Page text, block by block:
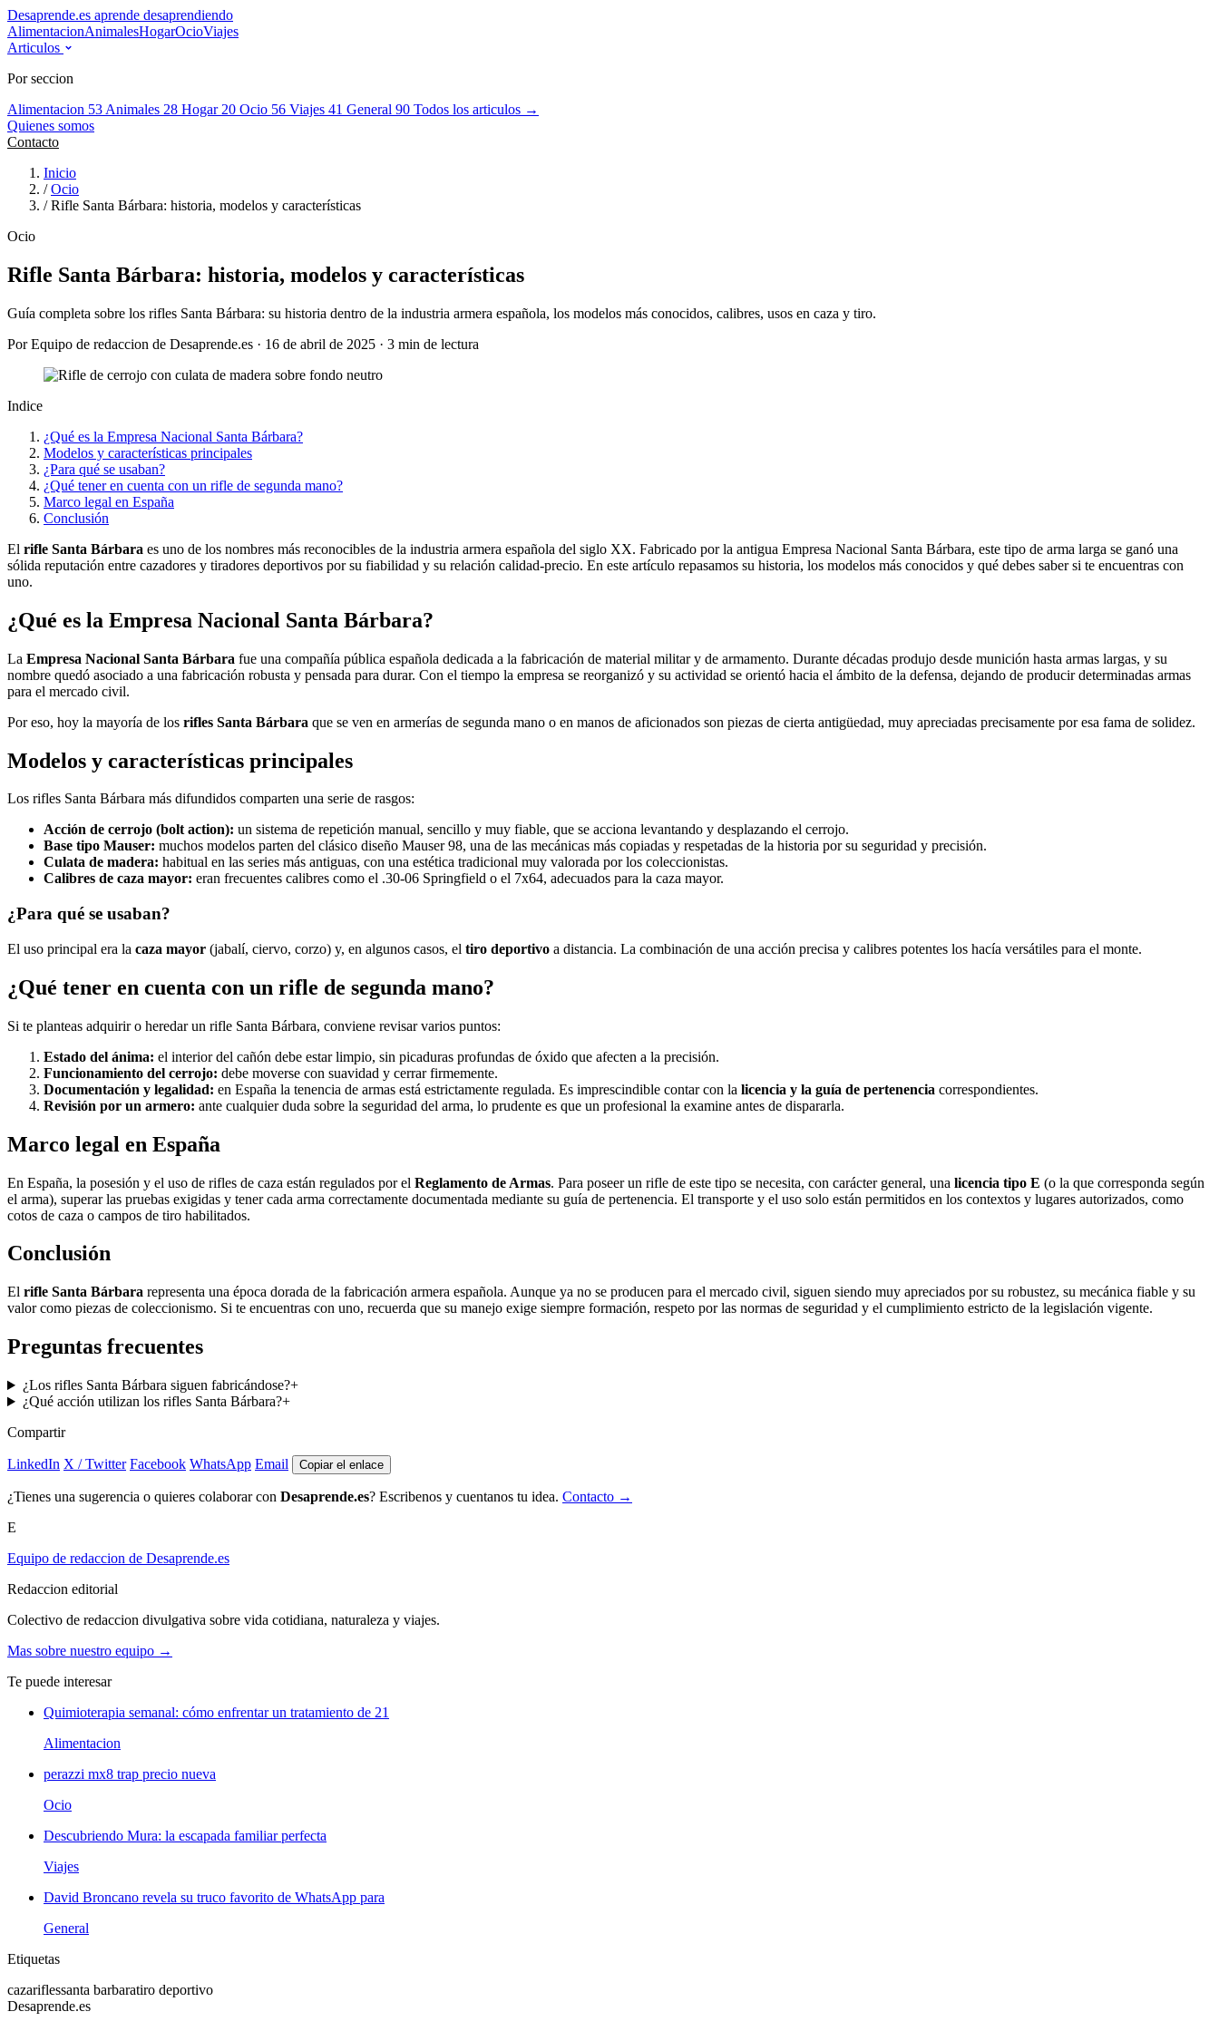
Desaprende.es aprende desaprendiendo
AlimentacionAnimalesHogarOcioViajes
Articulos
Por seccion
Alimentacion 53 Animales 28 Hogar 20 Ocio 56 Viajes 41 General 90 Todos los articulos →
Quienes somos
Contacto
Inicio
/ Ocio
/ Rifle Santa Bárbara: historia, modelos y características
Ocio
Rifle Santa Bárbara: historia, modelos y características
Guía completa sobre los rifles Santa Bárbara: su historia dentro de la industria armera española, los modelos más conocidos, calibres, usos en caza y tiro.
Por Equipo de redaccion de Desaprende.es · 16 de abril de 2025 · 3 min de lectura
Indice
¿Qué es la Empresa Nacional Santa Bárbara?
Modelos y características principales
¿Para qué se usaban?
¿Qué tener en cuenta con un rifle de segunda mano?
Marco legal en España
Conclusión
El rifle Santa Bárbara es uno de los nombres más reconocibles de la industria armera española del siglo XX. Fabricado por la antigua Empresa Nacional Santa Bárbara, este tipo de arma larga se ganó una
sólida reputación entre cazadores y tiradores deportivos por su fiabilidad y su relación calidad-precio. En este artículo repasamos su historia, los modelos más conocidos y qué debes saber si te encuentras con
uno.
¿Qué es la Empresa Nacional Santa Bárbara?
La Empresa Nacional Santa Bárbara fue una compañía pública española dedicada a la fabricación de material militar y de armamento. Durante décadas produjo desde munición hasta armas largas, y su
nombre quedó asociado a una fabricación robusta y pensada para durar. Con el tiempo la empresa se reorganizó y su actividad se orientó hacia el ámbito de la defensa, dejando de producir determinadas armas
para el mercado civil.
Por eso, hoy la mayoría de los rifles Santa Bárbara que se ven en armerías de segunda mano o en manos de aficionados son piezas de cierta antigüedad, muy apreciadas precisamente por esa fama de solidez.
Modelos y características principales
Los rifles Santa Bárbara más difundidos comparten una serie de rasgos:
Acción de cerrojo (bolt action): un sistema de repetición manual, sencillo y muy fiable, que se acciona levantando y desplazando el cerrojo.
Base tipo Mauser: muchos modelos parten del clásico diseño Mauser 98, una de las mecánicas más copiadas y respetadas de la historia por su seguridad y precisión.
Culata de madera: habitual en las series más antiguas, con una estética tradicional muy valorada por los coleccionistas.
Calibres de caza mayor: eran frecuentes calibres como el .30-06 Springfield o el 7x64, adecuados para la caza mayor.
¿Para qué se usaban?
El uso principal era la caza mayor (jabalí, ciervo, corzo) y, en algunos casos, el tiro deportivo a distancia. La combinación de una acción precisa y calibres potentes los hacía versátiles para el monte.
¿Qué tener en cuenta con un rifle de segunda mano?
Si te planteas adquirir o heredar un rifle Santa Bárbara, conviene revisar varios puntos:
Estado del ánima: el interior del cañón debe estar limpio, sin picaduras profundas de óxido que afecten a la precisión.
Funcionamiento del cerrojo: debe moverse con suavidad y cerrar firmemente.
Documentación y legalidad: en España la tenencia de armas está estrictamente regulada. Es imprescindible contar con la licencia y la guía de pertenencia correspondientes.
Revisión por un armero: ante cualquier duda sobre la seguridad del arma, lo prudente es que un profesional la examine antes de dispararla.
Marco legal en España
En España, la posesión y el uso de rifles de caza están regulados por el Reglamento de Armas. Para poseer un rifle de este tipo se necesita, con carácter general, una licencia tipo E (o la que corresponda según
el arma), superar las pruebas exigidas y tener cada arma correctamente documentada mediante su guía de pertenencia. El transporte y el uso solo están permitidos en los contextos y lugares autorizados, como
cotos de caza o campos de tiro habilitados.
Conclusión
El rifle Santa Bárbara representa una época dorada de la fabricación armera española. Aunque ya no se producen para el mercado civil, siguen siendo muy apreciados por su robustez, su mecánica fiable y su
valor como piezas de coleccionismo. Si te encuentras con uno, recuerda que su manejo exige siempre formación, respeto por las normas de seguridad y el cumplimiento estricto de la legislación vigente.
Preguntas frecuentes
¿Los rifles Santa Bárbara siguen fabricándose?+
¿Qué acción utilizan los rifles Santa Bárbara?+
Compartir
LinkedIn X / Twitter Facebook WhatsApp Email Copiar el enlace
¿Tienes una sugerencia o quieres colaborar con Desaprende.es? Escribenos y cuentanos tu idea. Contacto →
E
Equipo de redaccion de Desaprende.es
Redaccion editorial
Colectivo de redaccion divulgativa sobre vida cotidiana, naturaleza y viajes.
Mas sobre nuestro equipo →
Te puede interesar
Quimioterapia semanal: cómo enfrentar un tratamiento de 21
Alimentacion
perazzi mx8 trap precio nueva
Ocio
Descubriendo Mura: la escapada familiar perfecta
Viajes
David Broncano revela su truco favorito de WhatsApp para
General
Etiquetas
cazariflessanta barbaratiro deportivo
Desaprende.es